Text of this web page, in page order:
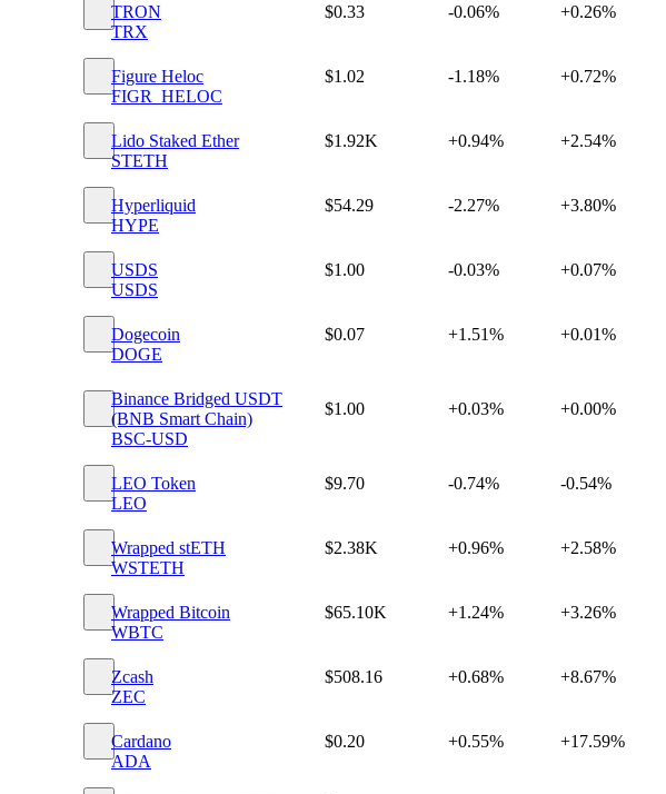
TRON
TRX
$0.33 -0.06% +0.26%
Figure Heloc
FIGR_HELOC
$1.02 -1.18% +0.72%
Lido Staked Ether
STETH
$1.92K +0.94% +2.54%
Hyperliquid
HYPE
$54.29 -2.27% +3.80%
USDS
USDS
$1.00 -0.03% +0.07%
Dogecoin
DOGE
$0.07 +1.51% +0.01%
Binance Bridged USDT
(BNB Smart Chain)
BSC-USD
$1.00 +0.03% +0.00%
LEO Token
LEO
$9.70 -0.74% -0.54%
Wrapped stETH
WSTETH
$2.38K +0.96% +2.58%
Wrapped Bitcoin
WBTC
$65.10K +1.24% +3.26%
Zcash
ZEC
$508.16 +0.68% +8.67%
Cardano
ADA
$0.20 +0.55% +17.59%